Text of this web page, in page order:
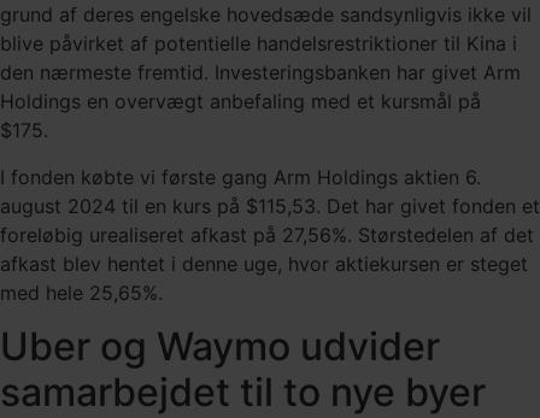
grund af deres engelske hovedsæde sandsynligvis ikke vil
blive påvirket af potentielle handelsrestriktioner til Kina i
den nærmeste fremtid. Investeringsbanken har givet Arm
Holdings en overvægt anbefaling med et kursmål på
$175.
I fonden købte vi første gang Arm Holdings aktien 6.
august 2024 til en kurs på $115,53. Det har givet fonden et
foreløbig urealiseret afkast på 27,56%. Størstedelen af det
afkast blev hentet i denne uge, hvor aktiekursen er steget
med hele 25,65%.
Uber og Waymo udvider
samarbejdet til to nye byer